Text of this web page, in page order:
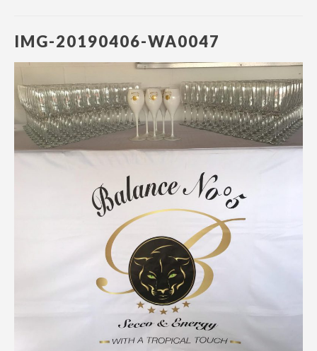
IMG-20190406-WA0047